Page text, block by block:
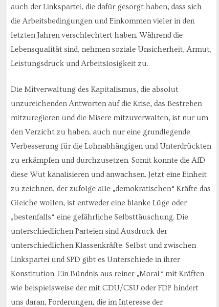
auch der Linkspartei, die dafür gesorgt haben, dass sich
die Arbeitsbedingungen und Einkommen vieler in den
letzten Jahren verschlechtert haben. Während die
Lebensqualität sind, nehmen soziale Unsicherheit, Armut,
Leistungsdruck und Arbeitslosigkeit zu.
Die Mitverwaltung des Kapitalismus, die absolut
unzureichenden Antworten auf die Krise, das Bestreben
mitzuregieren und die Misere mitzuverwalten, ist nur um
den Verzicht zu haben, auch nur eine grundlegende
Verbesserung für die Lohnabhängigen und Unterdrückten
zu erkämpfen und durchzusetzen. Somit konnte die AfD
diese Wut kanalisieren und anwachsen. Jetzt eine Einheit
zu zeichnen, der zufolge alle „demokratischen“ Kräfte das
Gleiche wollen, ist entweder eine blanke Lüge oder
„bestenfalls“ eine gefährliche Selbsttäuschung. Die
unterschiedlichen Parteien sind Ausdruck der
unterschiedlichen Klassenkräfte. Selbst und zwischen
Linkspartei und SPD gibt es Unterschiede in ihrer
Konstitution. Ein Bündnis aus reiner „Moral“ mit Kräften
wie beispielsweise der mit CDU/CSU oder FDP hindert
uns daran, Forderungen, die im Interesse der